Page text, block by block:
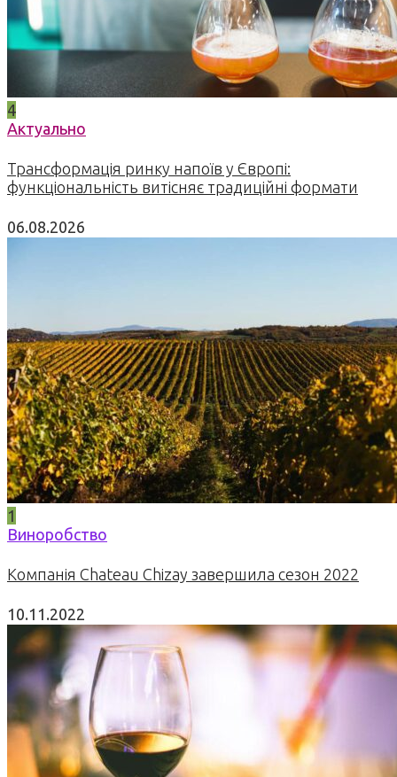
4
Актуально
Трансформація ринку напоїв у Європі:
функціональність витісняє традиційні формати
06.08.2026
1
Виноробство
Компанія Chateau Chizay завершила сезон 2022
10.11.2022